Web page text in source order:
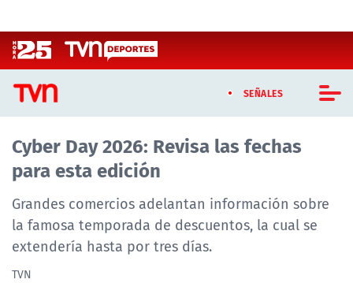
SEÑALES
CASTING MASTERCHEF CHILE
CASTING TVN VERTICAL
TVN VERTICAL
TVN PLAY
Cyber Day 2026: Revisa las fechas
para esta edición
Grandes comercios adelantan información sobre
la famosa temporada de descuentos, la cual se
extendería hasta por tres días.
TVN